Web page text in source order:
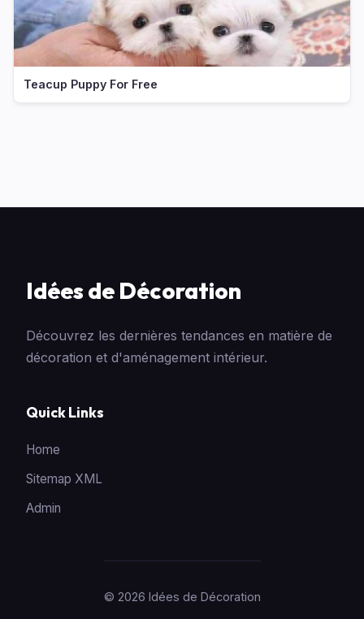
Teacup Puppy For Free
Idées de Décoration
Découvrez les dernières tendances en matière de
décoration et d'aménagement intérieur.
Quick Links
Home
Sitemap XML
Admin
© 2026 Idées de Décoration